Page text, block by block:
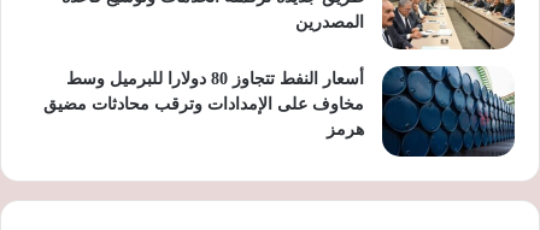
المصدرين
أسعار النفط تتجاوز 80 دولارا للبرميل وسط
مخاوف على الإمدادات وترقب محادثات مضيق
هرمز